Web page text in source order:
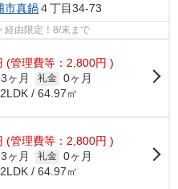
市真鍋４丁目34-73
由限定！8/末まで
(管理費等：2,800円 )
3ヶ月 礼金 0ヶ月
/ 64.97㎡
(管理費等：2,800円 )
3ヶ月 礼金 0ヶ月
/ 64.97㎡